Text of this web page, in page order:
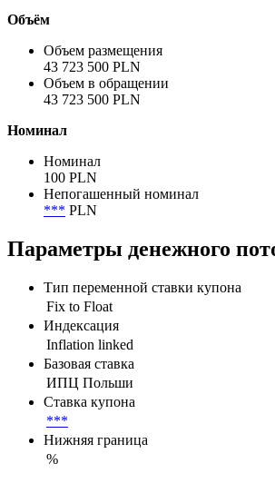
Объём
Объем размещения
43 723 500 PLN
Объем в обращении
43 723 500 PLN
Номинал
Номинал
100 PLN
Непогашенный номинал
*** PLN
Параметры денежного
Тип переменной ставки купона
Fix to Float
Индексация
Inflation linked
Базовая ставка
ИПЦ Польши
Ставка купона
***
Нижняя граница
%